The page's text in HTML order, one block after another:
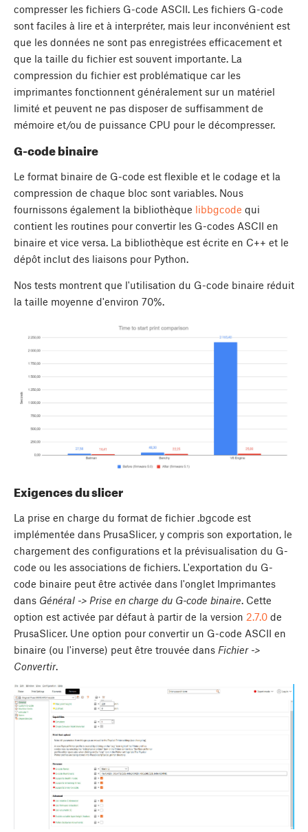
compresser les fichiers G-code ASCII. Les fichiers G-code
sont faciles à lire et à interpréter, mais leur inconvénient est
que les données ne sont pas enregistrées efficacement et
que la taille du fichier est souvent importante. La
compression du fichier est problématique car les
imprimantes fonctionnent généralement sur un matériel
limité et peuvent ne pas disposer de suffisamment de
mémoire et/ou de puissance CPU pour le décompresser.
G-code binaire
Le format binaire de G-code est flexible et le codage et la
compression de chaque bloc sont variables. Nous
fournissons également la bibliothèque libbgcode qui
contient les routines pour convertir les G-codes ASCII en
binaire et vice versa. La bibliothèque est écrite en C++ et le
dépôt inclut des liaisons pour Python.
Nos tests montrent que l'utilisation du G-code binaire réduit
la taille moyenne d'environ 70%.
Exigences du slicer
La prise en charge du format de fichier .bgcode est
implémentée dans PrusaSlicer, y compris son exportation, le
chargement des configurations et la prévisualisation du G-
code ou les associations de fichiers. L'exportation du G-
code binaire peut être activée dans l'onglet Imprimantes
dans Général -> Prise en charge du G-code binaire. Cette
option est activée par défaut à partir de la version 2.7.0 de
PrusaSlicer. Une option pour convertir un G-code ASCII en
binaire (ou l'inverse) peut être trouvée dans Fichier ->
Convertir.